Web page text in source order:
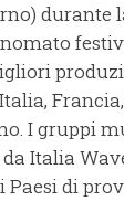
durante
I gruppi
Italia
Paesi di